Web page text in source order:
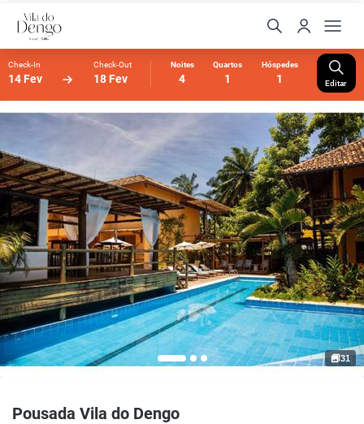
Check-In
14 Fev
Check-Out
18 Fev
Noites
4
Quartos
1
Hóspedes
1 Editar
Pousada Vila do Dengo
31